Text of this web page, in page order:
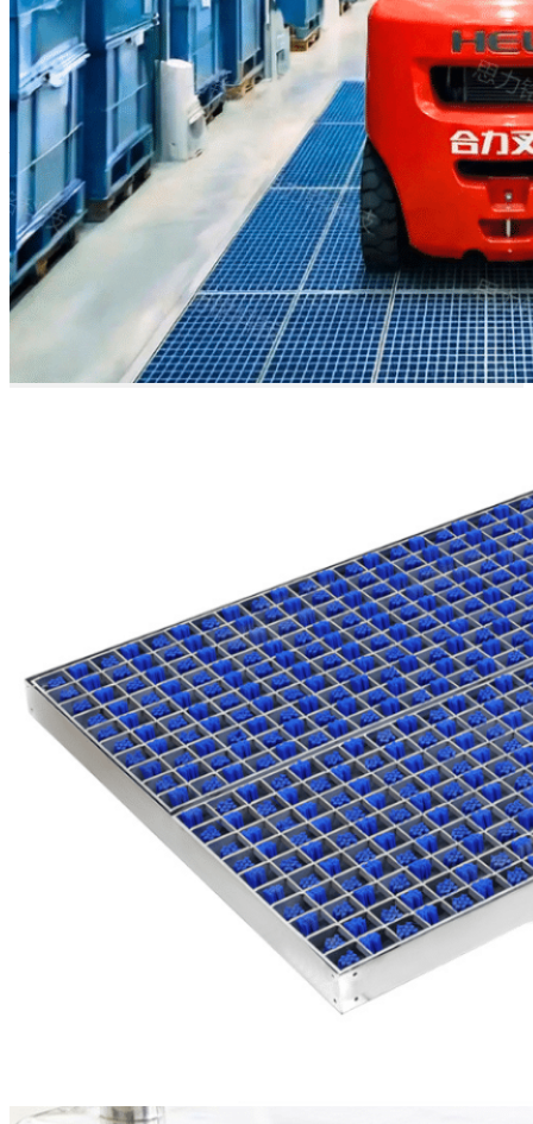
頑丈で堅牢
な設計
304ステンレス鋼で作られた
このシステムは、大型車両や
過酷な産業環境向けに設計さ